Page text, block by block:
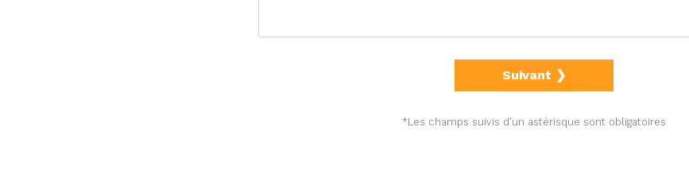
Suivant ❯
*Les champs suivis d'un astérisque sont obligatoires